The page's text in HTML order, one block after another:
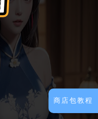
商店包教程